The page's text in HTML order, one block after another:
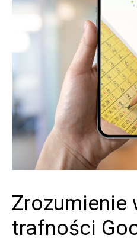
Zrozumienie
trafności